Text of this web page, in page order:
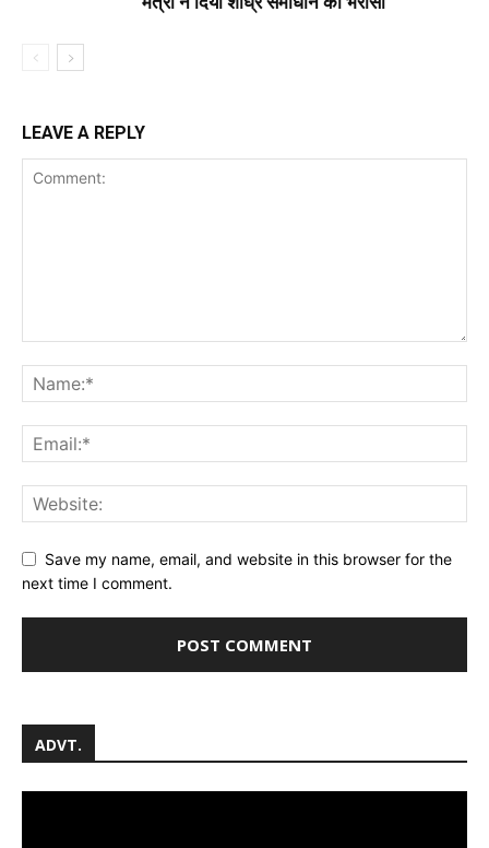
LEAVE A REPLY
Save my name, email, and website in this browser for the
next time I comment.
ADVT.